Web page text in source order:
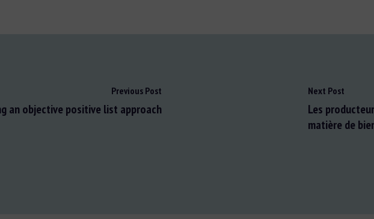
Previous Post
an objective positive list approach
Next Post
Les
matière de